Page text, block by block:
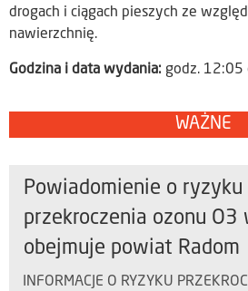
drogach i ciągach pieszych ze
nawierzchnię.
Godzina i data wydania: godz.
WAŻNE
Powiadomienie o
przekroczenia ozonu
obejmuje powiat Radom
INFORMACJE O RYZYKU